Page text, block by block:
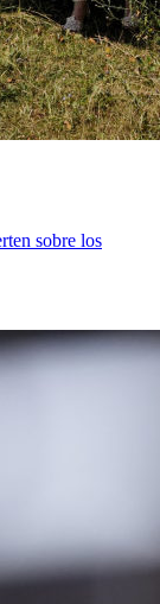
sobre los